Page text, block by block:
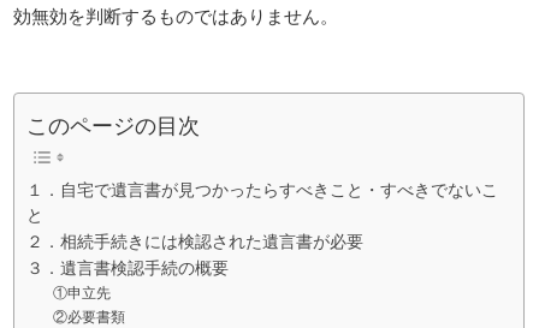
効無効を判断するものではありません。
このページの目次
１．自宅で遺言書が見つかったらすべきこと・すべきでないこ
と
２．相続手続きには検認された遺言書が必要
３．遺言書検認手続の概要
①申立先
②必要書類